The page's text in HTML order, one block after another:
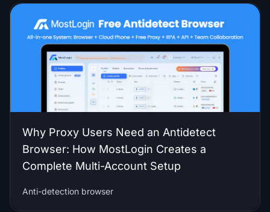
Why Proxy Users Need an Antidetect
Browser: How MostLogin Creates a
Complete Multi-Account Setup
Anti-detection browser